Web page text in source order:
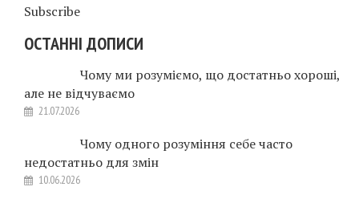
Subscribe
ОСТАННІ ДОПИСИ
Чому ми розуміємо, що достатньо хороші,
але не відчуваємо
21.07.2026
Чому одного розуміння себе часто
недостатньо для змін
10.06.2026